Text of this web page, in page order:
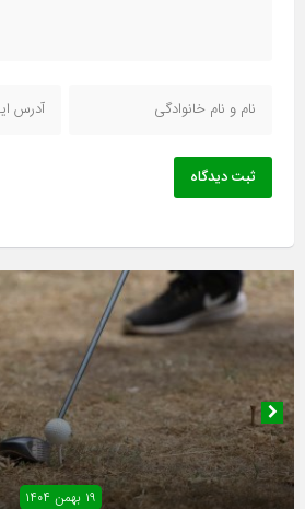
ثبت دیدگاه
۱۹ بهمن ۱۴۰۴